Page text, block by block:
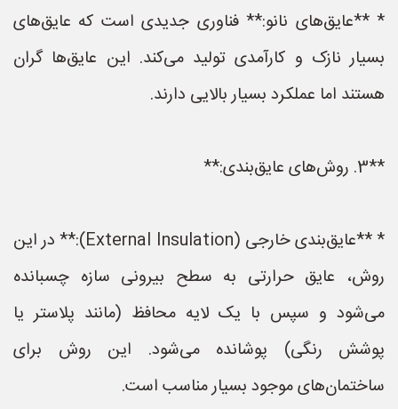
* **عایق‌های نانو:** فناوری جدیدی است که عایق‌های
بسیار نازک و کارآمدی تولید می‌کند. این عایق‌ها گران
هستند اما عملکرد بسیار بالایی دارند.
**3. روش‌های عایق‌بندی:**
* **عایق‌بندی خارجی (External Insulation):** در این
روش، عایق حرارتی به سطح بیرونی سازه چسبانده
می‌شود و سپس با یک لایه محافظ (مانند پلاستر یا
پوشش رنگی) پوشانده می‌شود. این روش برای
ساختمان‌های موجود بسیار مناسب است.